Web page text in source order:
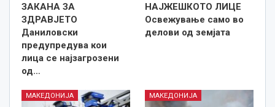
ЗАКАНА ЗА
ЗДРАВЈЕТО
Даниловски
предупредува кои
лица се најзагрозени
од…
НАЈЖЕШКОТО ЛИЦE
Освежување само во
делови од земјата
МАКЕДОНИЈА МАКЕДОНИЈА